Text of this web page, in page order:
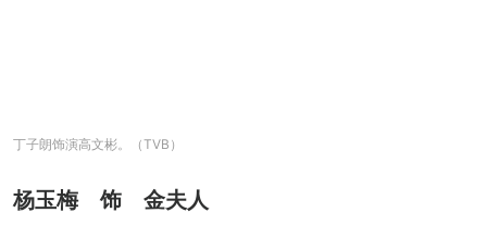
丁子朗饰演高文彬。（TVB）
杨玉梅 饰 金夫人